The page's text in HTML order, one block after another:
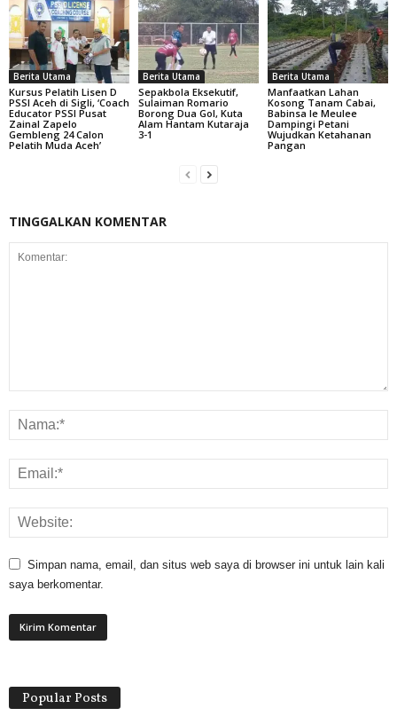
Berita Utama
Kursus Pelatih Lisen D
PSSI Aceh di Sigli, ‘Coach
Educator PSSI Pusat
Zainal Zapelo
Gembleng 24 Calon
Pelatih Muda Aceh’
Berita Utama
Sepakbola Eksekutif,
Sulaiman Romario
Borong Dua Gol, Kuta
Alam Hantam Kutaraja
3-1
Berita Utama
Manfaatkan Lahan
Kosong Tanam Cabai,
Babinsa Ie Meulee
Dampingi Petani
Wujudkan Ketahanan
Pangan
TINGGALKAN KOMENTAR
Simpan nama, email, dan situs web saya di browser ini untuk lain kali
saya berkomentar.
Popular Posts